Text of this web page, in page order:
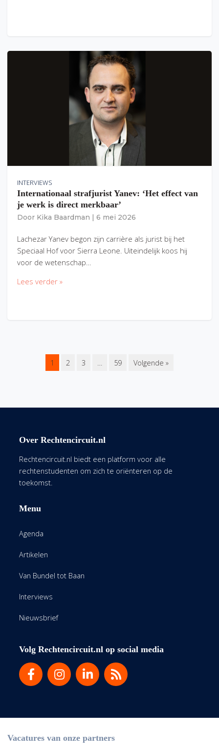
INTERVIEWS
Internationaal strafjurist Yanev: ‘Het effect van
je werk is direct merkbaar’
Door Kika Baardman 6 mei 2026
Lachezar Yanev begon zijn carrière als jurist bij het
Speciaal Hof voor Sierra Leone. Uiteindelijk koos hij
voor de wetenschap…
Lees verder »
1 2 3 … 59 Volgende »
Over Rechtencircuit.nl
Rechtencircuit.nl biedt een platform voor alle
rechtenstudenten om zich te oriënteren op de
toekomst.
Menu
Agenda
Artikelen
Van Bundel tot Baan
Interviews
Nieuwsbrief
Volg Rechtencircuit.nl op social media
Vacatures van onze partners